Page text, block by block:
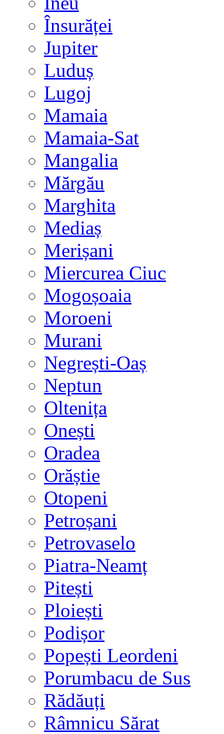
Însurăței
Jupiter
Luduș
Lugoj
Mamaia
Mamaia-Sat
Mangalia
Mărgău
Marghita
Mediaș
Merișani
Miercurea Ciuc
Mogoșoaia
Moroeni
Murani
Negrești-Oaș
Neptun
Oltenița
Onești
Oradea
Orăștie
Otopeni
Petroșani
Petrovaselo
Piatra-Neamț
Pitești
Ploiești
Podișor
Popești Leordeni
Porumbacu de Sus
Rădăuți
Râmnicu Sărat